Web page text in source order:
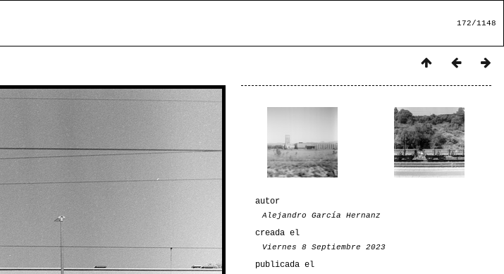
172/1148
autor
Alejandro García Hernanz
creada el
Viernes 8 Septiembre 2023
publicada el